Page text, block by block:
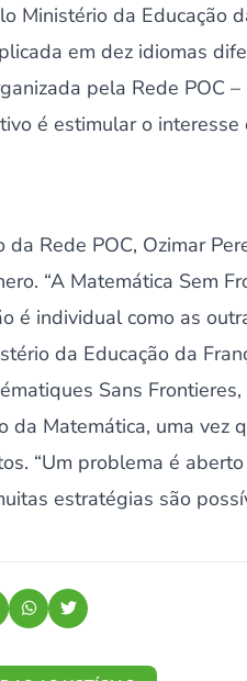
Ministério da Educação
em dez idiomas
pela Rede POC
é estimular o
da Rede POC, Ozimar
“A Matemática Sem
é individual como as
da Educação da
Sans
da Matemática, uma vez
“Um problema é
estratégias são